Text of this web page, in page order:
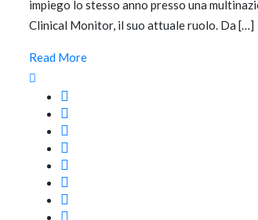
impiego lo stesso anno presso una
Clinical Monitor, il suo attuale ruolo. Da […]
Read More